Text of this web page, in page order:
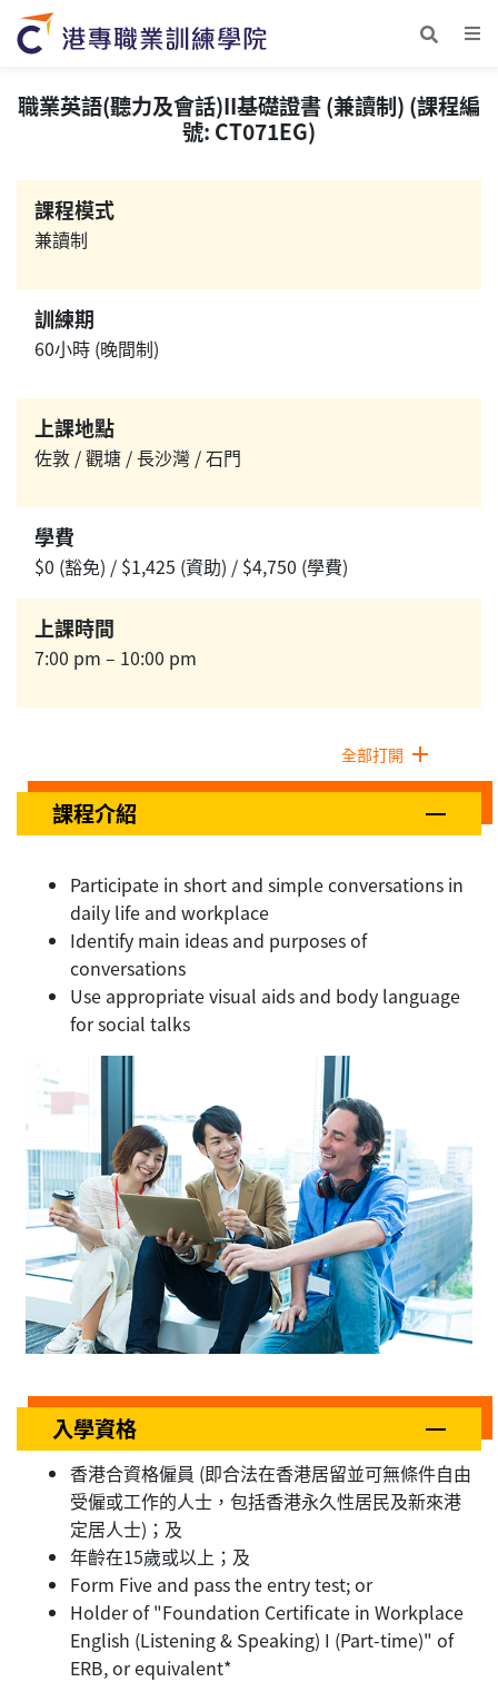
職業英語(聽力及會話)II基礎證書 (兼讀制) (課程編
號: CT071EG)
課程模式
兼讀制
訓練期
60小時 (晚間制)
上課地點
佐敦 / 觀塘 / 長沙灣 / 石門
學費
$0 (豁免) / $1,425 (資助) / $4,750 (學費)
上課時間
7:00 pm – 10:00 pm
全部打開
課程介紹
Participate in short and simple conversations in
daily life and workplace
Identify main ideas and purposes of
conversations
Use appropriate visual aids and body language
for social talks
入學資格
香港合資格僱員 (即合法在香港居留並可無條件自由
受僱或工作的人士，包括香港永久性居民及新來港
定居人士)；及
年齡在15歲或以上；及
Form Five and pass the entry test; or
Holder of "Foundation Certificate in Workplace
English (Listening & Speaking) I (Part-time)" of
ERB, or equivalent*